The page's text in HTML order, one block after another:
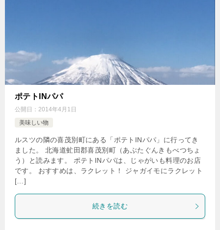
ポテトINパパ
公開日： 2014年4月1日
美味しい物
ルスツの隣の喜茂別町にある「ポテトINパパ」に行ってき
ました。 北海道虻田郡喜茂別町（あぶたぐんきもべつちょ
う）と読みます。 ポテトINパパは、じゃがいも料理のお店
です。 おすすめは、ラクレット！ ジャガイモにラクレット
[…]
続きを読む